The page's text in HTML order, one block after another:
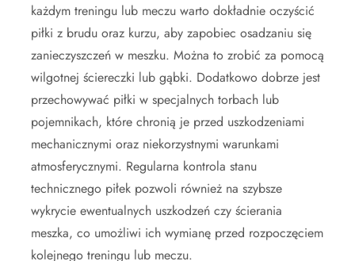
każdym treningu lub meczu warto dokładnie oczyścić
piłki z brudu oraz kurzu, aby zapobiec osadzaniu się
zanieczyszczeń w meszku. Można to zrobić za pomocą
wilgotnej ściereczki lub gąbki. Dodatkowo dobrze jest
przechowywać piłki w specjalnych torbach lub
pojemnikach, które chronią je przed uszkodzeniami
mechanicznymi oraz niekorzystnymi warunkami
atmosferycznymi. Regularna kontrola stanu
technicznego piłek pozwoli również na szybsze
wykrycie ewentualnych uszkodzeń czy ścierania
meszka, co umożliwi ich wymianę przed rozpoczęciem
kolejnego treningu lub meczu.